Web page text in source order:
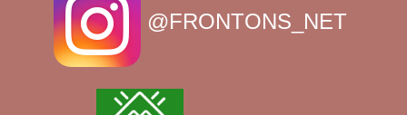
@FRONTONS_NET